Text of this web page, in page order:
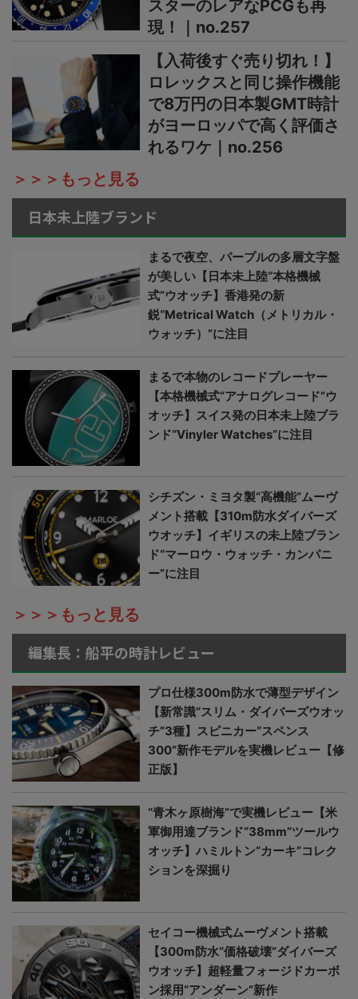
スターのレアなPCGも再
現！｜no.257
【入荷後すぐ売り切れ！】
ロレックスと同じ操作機能
で8万円の日本製GMT時計
がヨーロッパで高く評価さ
れるワケ｜no.256
＞＞＞もっと見る
日本未上陸ブランド
まるで夜空、パープルの多層文字盤
が美しい【日本未上陸“本格機械
式”ウオッチ】香港発の新
鋭“Metrical Watch（メトリカル・
ウォッチ）”に注目
まるで本物のレコードプレーヤー
【本格機械式“アナログレコード”ウ
オッチ】スイス発の日本未上陸ブラ
ンド“Vinyler Watches”に注目
シチズン・ミヨタ製“高機能”ムーヴ
メント搭載【310m防水ダイバーズ
ウオッチ】イギリスの未上陸ブラン
ド“マーロウ・ウォッチ・カンパニ
ー”に注目
＞＞＞もっと見る
編集長：船平の時計レビュー
プロ仕様300m防水で薄型デザイン
【新常識“スリム・ダイバーズウオッ
チ”3種】スピニカー“スペンス
300”新作モデルを実機レビュー【修
正版】
“青木ヶ原樹海”で実機レビュー【米
軍御用達ブランド“38mm”ツールウ
オッチ】ハミルトン“カーキ”コレク
ションを深掘り
セイコー機械式ムーヴメント搭載
【300m防水“価格破壊”ダイバーズ
ウオッチ】超軽量フォージドカーボ
ン採用“アンダーン”新作